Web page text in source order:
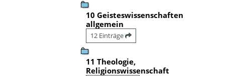
10 Geisteswissenschaften
allgemein
12 Einträge
11 Theologie,
Religionswissenschaft